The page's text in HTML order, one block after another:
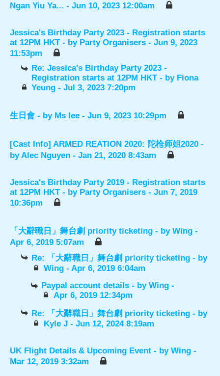
Ngan Yiu Ya... - Jun 10, 2023 12:00am
Jessica's Birthday Party 2023 - Registration starts
at 12PM HKT - by Party Organisers - Jun 9, 2023
11:53pm
Re: Jessica's Birthday Party 2023 -
Registration starts at 12PM HKT - by Fiona
Yeung - Jul 3, 2023 7:20pm
生日會 - by Ms lee - Jun 9, 2023 10:29pm
[Cast Info] ARMED REATION 2020: 陀枪师姐2020 -
byAlec Nguyen - Jan 21, 2020 8:43am
Jessica's Birthday Party 2019 - Registration starts
at 12PM HKT - by Party Organisers - Jun 7, 2019
10:36pm
「大辭職日」舞台劇 priority ticketing - by Wing -
Apr 6, 2019 5:07am
Re: 「大辭職日」舞台劇 priority ticketing - by
Wing- Apr 6, 2019 6:04am
Paypal account details - byWing -
Apr 6, 2019 12:34pm
Re: 「大辭職日」舞台劇 priority ticketing - by
Kyle J- Jun 12, 2024 8:19am
UK Flight Details & Upcoming Event - by Wing -
Mar 12, 2019 3:32am